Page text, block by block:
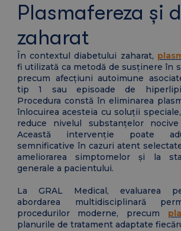
Plasmafereza și
zaharat
În contextul diabetului zaharat,
fi utilizată ca metodă de susținere în
precum afecțiuni autoimune
tip 1 sau episoade de
Procedura constă în eliminarea
înlocuirea acesteia cu soluții
reduce nivelul substanțelor
Această intervenție poate
semnificative în cazuri atent
ameliorarea simptomelor și la
generale a pacientului.
La GRAL Medical, evaluarea
abordarea multidisciplinară
procedurilor moderne, precum
planurile de tratament adaptate